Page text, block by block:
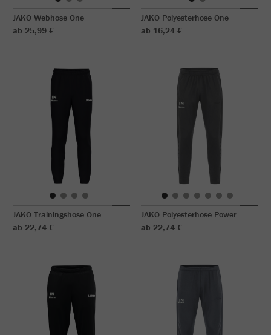
JAKO Webhose One
ab 25,99 €
JAKO Polyesterhose One
ab 16,24 €
JAKO Trainingshose One
ab 22,74 €
JAKO Polyesterhose Power
ab 22,74 €